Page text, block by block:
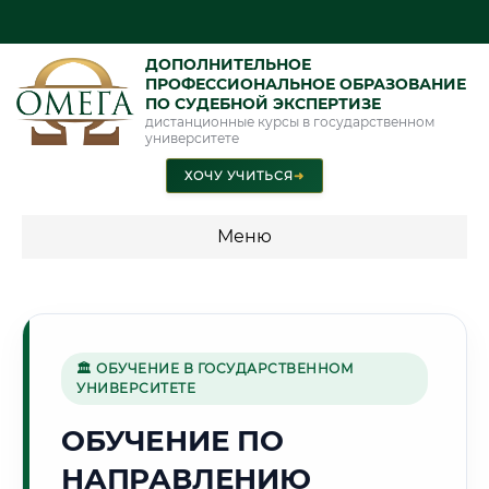
ДОПОЛНИТЕЛЬНОЕ
ПРОФЕССИОНАЛЬНОЕ ОБРАЗОВАНИЕ
ПО СУДЕБНОЙ ЭКСПЕРТИЗЕ
дистанционные курсы в государственном
университете
ХОЧУ УЧИТЬСЯ➜
Меню
специальности"
Стоимость по программам обучения "Судебная экспертиза"
Стоимость по программам обучения "Экспертиза"
🏛 ОБУЧЕНИЕ В ГОСУДАРСТВЕННОМ
УНИВЕРСИТЕТЕ
ОБУЧЕНИЕ ПО
НАПРАВЛЕНИЮ